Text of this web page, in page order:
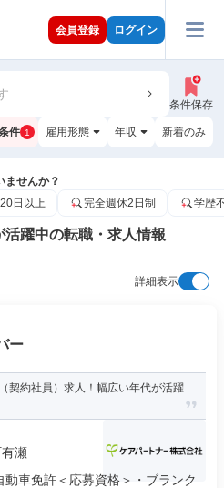
会員登録 ログイン
条件保存
件 1 雇用形態 年収 新着のみ
ませんか？
日以上 完全週休2日制 学歴
躍中の転職・求人情報
詳細表示
ー
契約社員）求人！幅広い年代が活躍
瀬
車免許＜応募資格＞・ブランク